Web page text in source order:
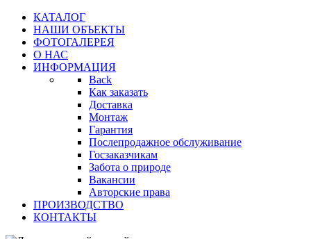
КАТАЛОГ
НАШИ ОБЪЕКТЫ
ФОТОГАЛЕРЕЯ
О НАС
ИНФОРМАЦИЯ
Back
Как заказать
Доставка
Монтаж
Гарантия
Послепродажное обслуживание
Госзаказчикам
Забота о природе
Вакансии
Авторские права
ПРОИЗВОДСТВО
КОНТАКТЫ